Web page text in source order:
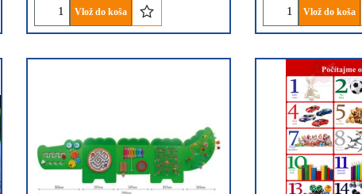
Vlož do koša Vlož do koša